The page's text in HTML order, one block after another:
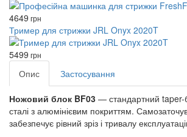
4649 грн
Тример для стрижки JRL Onyx 2020T
5499 грн
Опис Застосування
Ножовий блок BF03 — стандартний taper-
сталі з алюмінієвим покриттям.
забезпечує рівний зріз і тривалу